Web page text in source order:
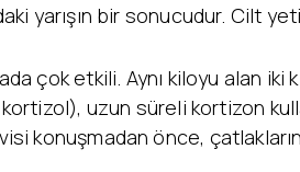
yarışın bir sonucudur. Cilt
çok etkili. Aynı kiloyu alan
uzun süreli kortizon
konuşmadan önce,